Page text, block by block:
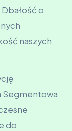
o
naszych
Segmentowa
do